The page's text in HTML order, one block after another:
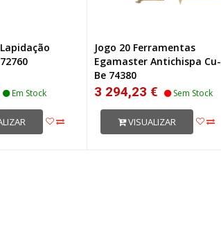
Em Stock
Jogo 20 Ferramentas
Egamaster Antichispa Cu-
Be 74380
3 294,23 € Sem Stock
VISUALIZAR